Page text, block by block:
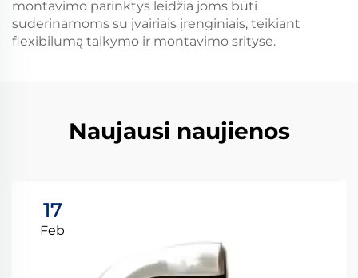
montavimo parinktys leidžia joms būti
suderinamoms su įvairiais įrenginiais, teikiant
flexibilumą taikymo ir montavimo srityse.
Naujausi naujienos
17
Feb